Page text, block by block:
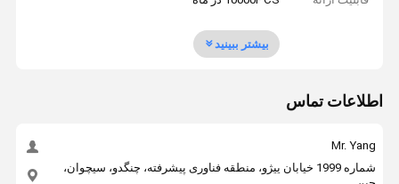
بیشتر ببینید
اطلاعات تماس
Mr. Yang
شماره 1999 خیابان ییژو، منطقه فناوری پیشرفته، چنگدو، سیچوان،